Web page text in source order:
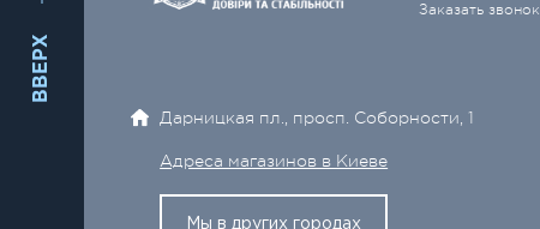
ВВЕРХ
Заказать звонок
Дарницкая пл., просп. Соборности, 1
Адреса магазинов в Киеве
Мы в других городах